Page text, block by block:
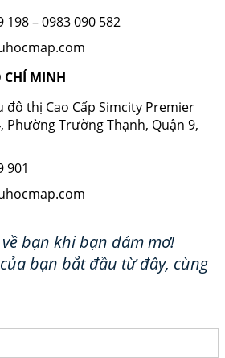
– 0983 090 582
CHÍ MINH
đô thị Cao Cấp Simcity Premier
Phường Trường Thạnh, Quận 9,
901
bạn khi bạn dám mơ!
bạn bắt đầu từ đây, cùng